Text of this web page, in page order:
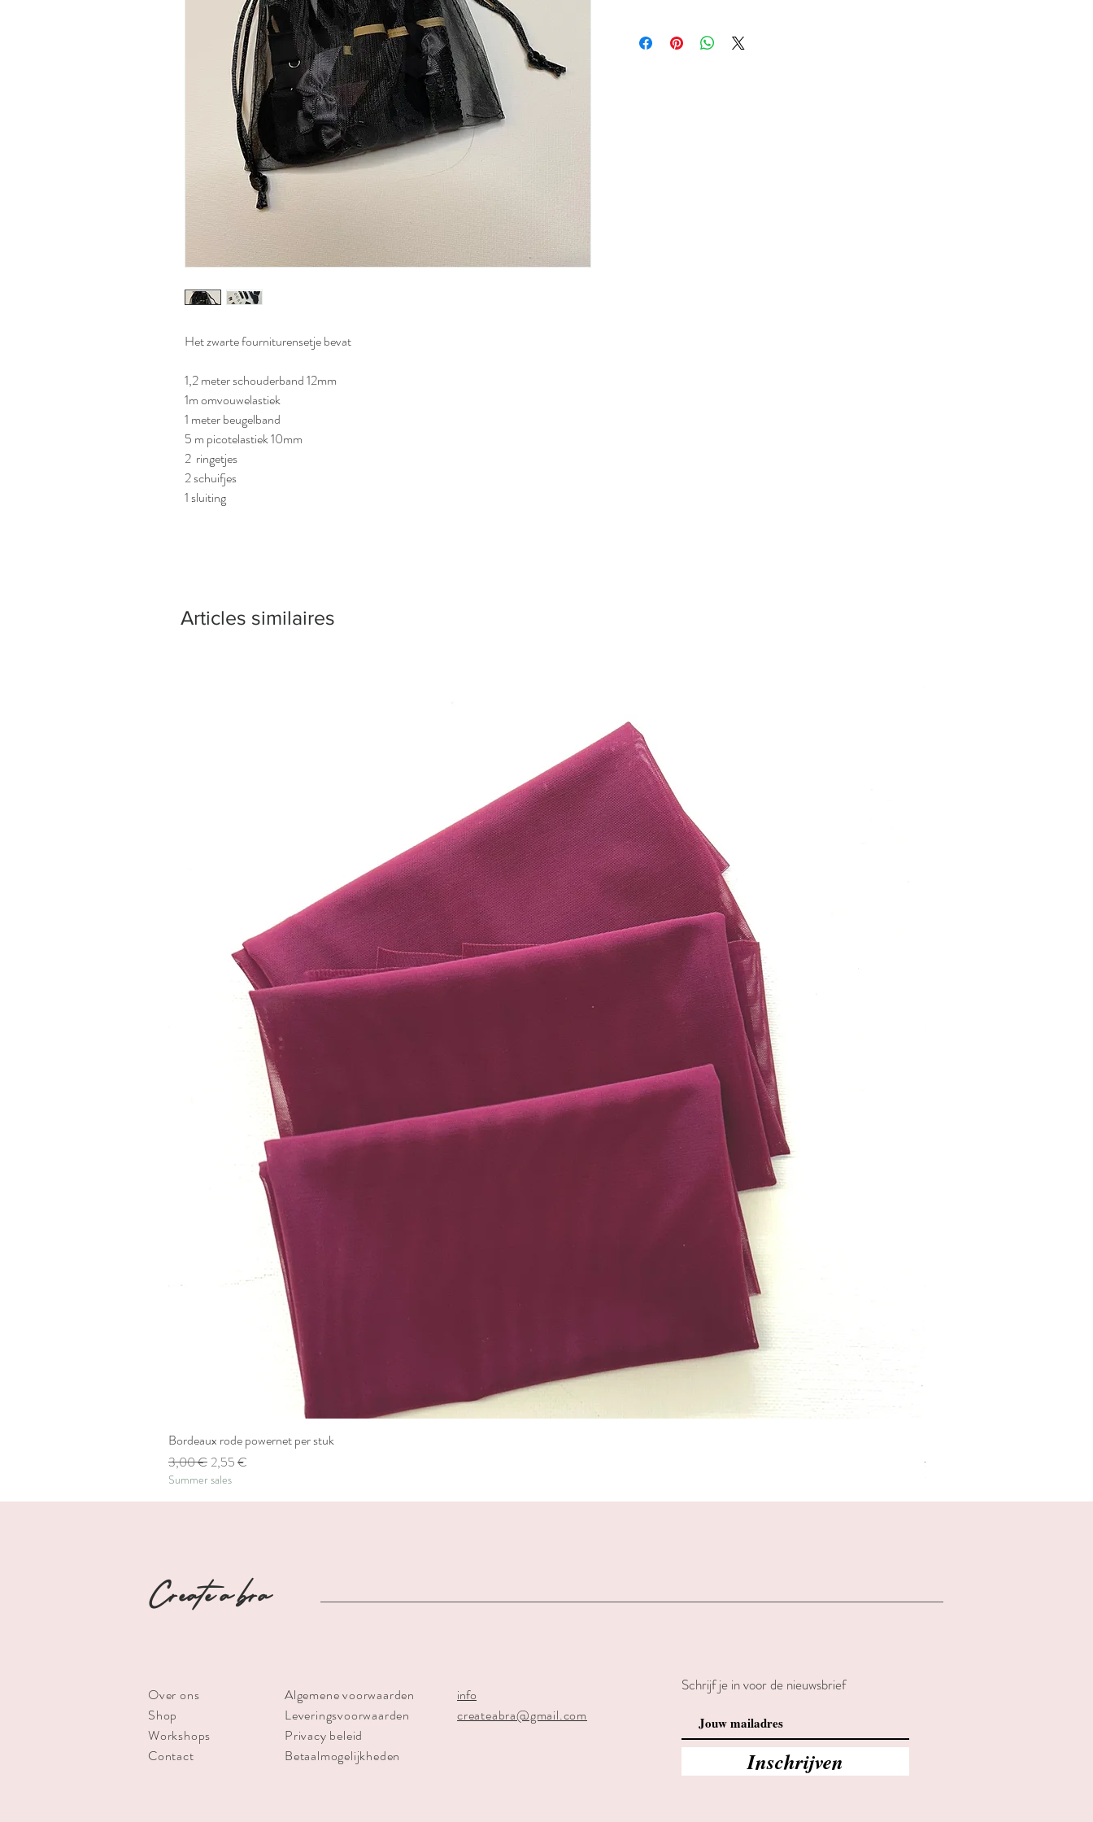
Het zwarte fourniturensetje bevat
1,2 meter schouderband 12mm
1m omvouwelastiek
1 meter beugelband
5 m picotelastiek 10mm
2 ringetjes
2 schuifjes
1 sluiting
Articles similaires
Bordeaux rode powernet per stuk
Prix original
3,00 € Prix promotionnel
2,55 €
Summer sales
Prix original
2,80 €
Create a bra
Over ons
Shop
Workshops
Contact
Algemene voorwaarden
Leveringsvoorwaarden
Privacy beleid
Betaalmogelijkheden
info
createabra@gmail.com
Schrijf je in voor de nieuwsbrief
Inschrijven